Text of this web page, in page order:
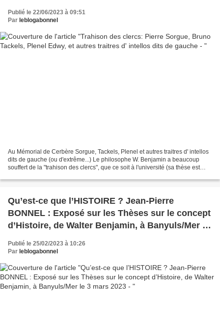
Publié le 22/06/2023 à 09:51
Par leblogabonnel
Au Mémorial de Cerbère Sorgue, Tackels, Plenel et autres traitres d' intellos
dits de gauche (ou d'extrême...) Le philosophe W. Benjamin a beaucoup
souffert de la "trahison des clercs", que ce soit à l'université (sa thèse est
Qu’est-ce que l’HISTOIRE ? Jean-Pierre
BONNEL : Exposé sur les Thèses sur le concept
d’Histoire, de Walter Benjamin, à Banyuls/Mer le
Publié le 25/02/2023 à 10:26
Par leblogabonnel